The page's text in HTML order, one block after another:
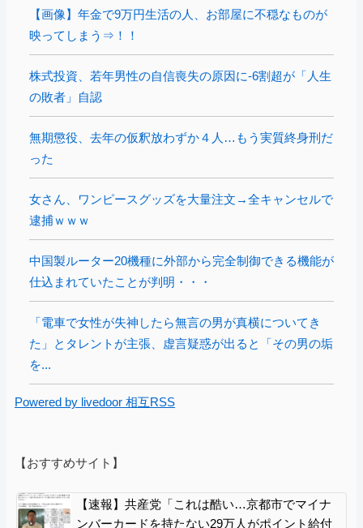
【画像】年金で9万円生活の人、お部屋に不穏なものが
映ってしまう⇒！！
株式投資、若年男性の自信喪失の原因に-6割超が「人生
の敗者」自認
無期懲役、去年の仮釈放わずか４人…もう実質終身刑だ
った
女さん、ワンピースグッズを大量注文→全キャンセルで
逮捕ｗｗｗ
中国製ルーター20機種に外部から完全制御できる機能が
仕込まれていたことが判明・・・
「電車で女性が失神したら無言の男が真横についてき
た」とタレントが主張、虚言疑惑が出ると「その男の垢
を...
Powered by livedoor 相互RSS
【おすすめサイト】
【速報】共産党「これは酷い…京都市でマイナ
ンバーカードを持たない29万人がポイント給付